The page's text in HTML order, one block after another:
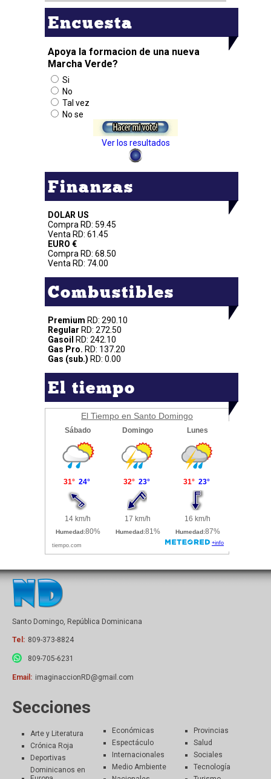
Encuesta
Apoya la formacion de una nueva
Marcha Verde?
Si
No
Tal vez
No se
Ver los resultados
Finanzas
DOLAR US
Compra RD: 59.45
Venta RD: 61.45
EURO €
Compra RD: 68.50
Venta RD: 74.00
Combustibles
Premium RD: 290.10
Regular RD: 272.50
Gasoil
RD: 242.10
Gas Pro. RD: 137.20
Gas (sub.) RD: 0.00
El tiempo
El Tiempo en Santo Domingo
Santo Domingo, República Dominicana
Tel: 809-373-8824
809-705-6231
Email: imaginaccionRD@gmail.com
Secciones
Arte y Literatura
Crónica Roja
Deportivas
Dominicanos en
Económicas
Espectáculo
Internacionales
Medio Ambiente
Provincias
Salud
Sociales
Tecnología